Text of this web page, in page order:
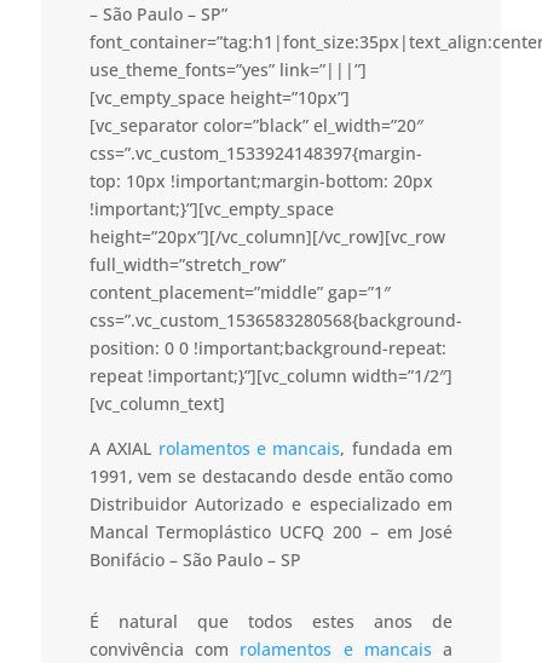
– São Paulo – SP”
use_theme_fonts=”yes” link=”|||”]
[vc_empty_space height=”10px”]
[vc_separator color=”black” el_width=”20″
css=”.vc_custom_1533924148397{margin-
top: 10px !important;margin-bottom: 20px
!important;}”][vc_empty_space
height=”20px”][/vc_column][/vc_row][vc_row
full_width=”stretch_row”
content_placement=”middle” gap=”1″
css=”.vc_custom_1536583280568{background-
position: 0 0 !important;background-repeat:
repeat !important;}”][vc_column width=”1/2″]
[vc_column_text]
A AXIAL rolamentos e mancais, fundada em
1991, vem se destacando desde então como
Distribuidor Autorizado e especializado em
Mancal Termoplástico UCFQ 200 – em José
Bonifácio – São Paulo – SP
É natural que todos estes anos de
convivência com rolamentos e mancais a